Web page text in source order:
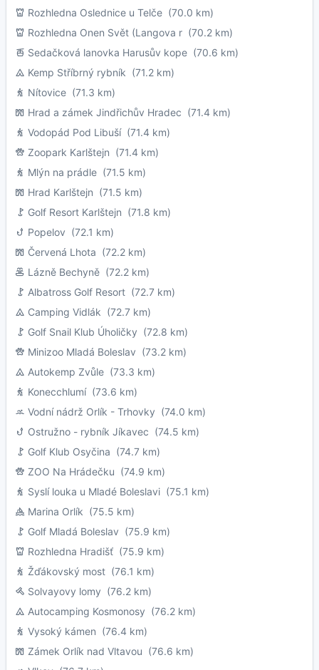
Rozhledna Oslednice u Telče (70.0 km)
Rozhledna Onen Svět (Langova r (70.2 km)
Sedačková lanovka Harusův kope (70.6 km)
Kemp Stříbrný rybník (71.2 km)
Nítovice (71.3 km)
Hrad a zámek Jindřichův Hradec (71.4 km)
Vodopád Pod Libuší(71.4 km)
Zoopark Karlštejn (71.4 km)
Mlýn na prádle (71.5 km)
Hrad Karlštejn (71.5 km)
Golf Resort Karlštejn (71.8 km)
Popelov (72.1 km)
Červená Lhota (72.2 km)
Lázně Bechyně (72.2 km)
Albatross Golf Resort (72.7 km)
Camping Vidlák (72.7 km)
Golf Snail Klub Úholičky (72.8 km)
Minizoo Mladá Boleslav (73.2 km)
Autokemp Zvůle (73.3 km)
Konecchlumí(73.6 km)
Vodní nádrž Orlík - Trhovky (74.0 km)
Ostružno - rybník Jíkavec (74.5 km)
Golf Klub Osyčina (74.7 km)
ZOO Na Hrádečku (74.9 km)
Syslí louka u Mladé Boleslavi (75.1 km)
Marina Orlík (75.5 km)
Golf Mladá Boleslav (75.9 km)
Rozhledna Hradišť (75.9 km)
Žďákovský most (76.1 km)
Solvayovy lomy (76.2 km)
Autocamping Kosmonosy (76.2 km)
Vysoký kámen (76.4 km)
Zámek Orlík nad Vltavou (76.6 km)